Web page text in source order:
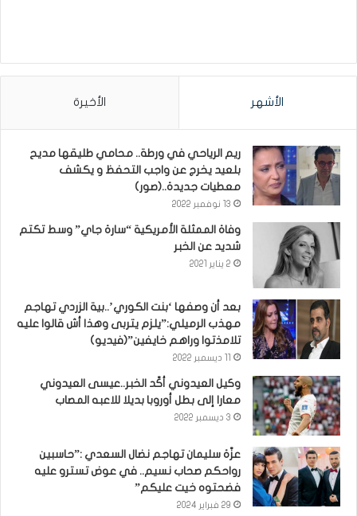
الأشهر الأخيرة
ريم الرياحي في ورطة.. محامي طليقها مديح
بلعيد يخرج عن واجب التحفظ و يكشف
معطيات جديدة..(صور)
13 نوفمبر 2022
وفاة الممثلة الأمريكية “سارة جاي” وسط تكتم
شديد عن الخبر
2 يناير 2021
بعد أن وصفها ‘بنت الكوري’..بية الزردي تهاجم
مهذب الرميلي:”يلزم يتربى وهذا أش قالوا عليه
تلامذتوا وراهم خايفين”(فيديو)
وكيل العيدوني أكّد الخبر..عيسى العيدوني
معارا إلى بطل أوروبا بديلا للاعبه المصاب
3 ديسمبر 2022
عزّة سليمان تهاجم نضال السعدي :”حاسبين
رواحكم صحاب نسيم.. في عوض تسترو عليه
فضحتوه خيت عليكم”
29 فبراير 2024